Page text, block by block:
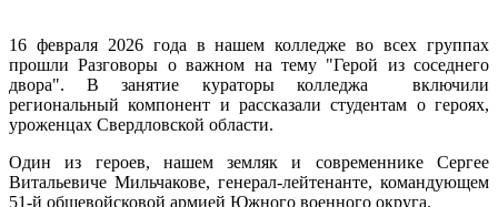
16 февраля 2026 года в нашем колледже во всех группах
прошли Разговоры о важном на тему "Герой из соседнего
двора". В занятие кураторы колледжа включили
региональный компонент и рассказали студентам о героях,
уроженцах Свердловской области.
Один из героев, нашем земляк и современнике Сергее
Витальевиче Мильчакове, генерал-лейтенанте, командующем
51-й общевойсковой армией Южного военного округа.